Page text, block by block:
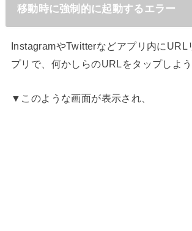
移動時に強制的に起動するエラー
InstagramやTwitterなどアプリ内にURL
プリで、何かしらのURLをタップしよう
▼このような画面が表示され、